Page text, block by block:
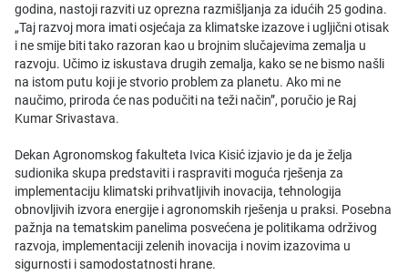
godina, nastoji razviti uz oprezna razmišljanja za idućih 25 godina.
„Taj razvoj mora imati osjećaja za klimatske izazove i ugljični otisak
i ne smije biti tako razoran kao u brojnim slučajevima zemalja u
razvoju. Učimo iz iskustava drugih zemalja, kako se ne bismo našli
na istom putu koji je stvorio problem za planetu. Ako mi ne
naučimo, priroda će nas podučiti na teži način”, poručio je Raj
Kumar Srivastava.
Dekan Agronomskog fakulteta Ivica Kisić izjavio je da je želja
sudionika skupa predstaviti i raspraviti moguća rješenja za
implementaciju klimatski prihvatljivih inovacija, tehnologija
obnovljivih izvora energije i agronomskih rješenja u praksi. Posebna
pažnja na tematskim panelima posvećena je politikama održivog
razvoja, implementaciji zelenih inovacija i novim izazovima u
sigurnosti i samodostatnosti hrane.